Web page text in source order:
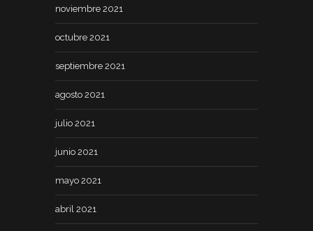
noviembre 2021
octubre 2021
septiembre 2021
agosto 2021
julio 2021
junio 2021
mayo 2021
abril 2021